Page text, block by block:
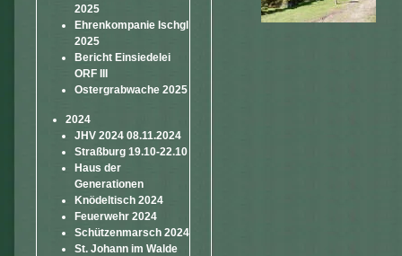
2025
Ehrenkompanie Ischgl
2025
Bericht Einsiedelei
ORF III
Ostergrabwache 2025
2024
JHV 2024 08.11.2024
Straßburg 19.10-22.10
Haus der
Generationen
Knödeltisch 2024
Feuerwehr 2024
Schützenmarsch 2024
St. Johann im Walde